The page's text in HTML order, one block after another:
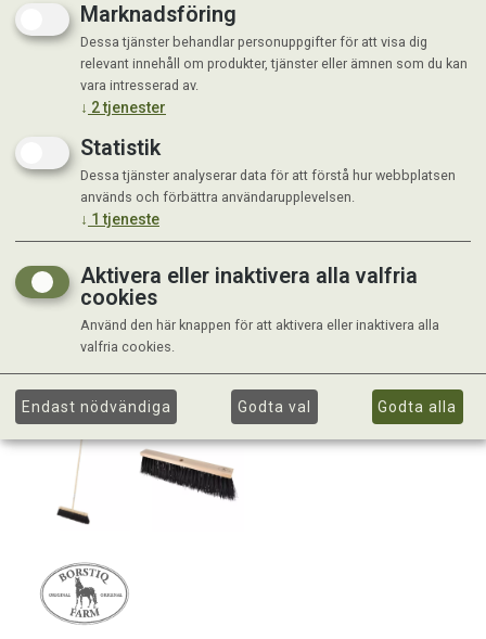
Marknadsföring
Dessa tjänster behandlar personuppgifter för att visa dig
relevant innehåll om produkter, tjänster eller ämnen som du kan
vara intresserad av.
↓ 2tjenester
Statistik
Dessa tjänster analyserar data för att förstå hur webbplatsen
används och förbättra användarupplevelsen.
↓ 1 tjeneste
Aktivera eller inaktivera alla valfria
cookies
Använd den här knappen för att aktivera eller inaktivera alla
valfria cookies.
Endast nödvändiga Godta val Godta alla